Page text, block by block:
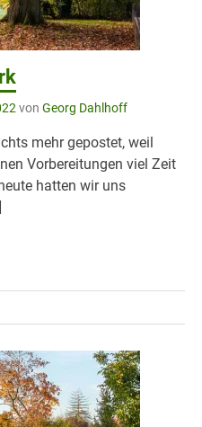
von Georg Dahlhoff
mehr gepostet, weil
Vorbereitungen viel Zeit
hatten wir uns